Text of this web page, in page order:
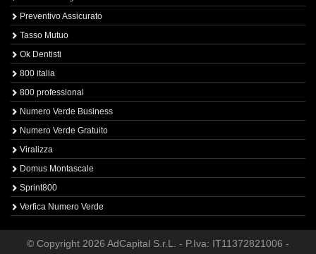
Preventivo Assicurato
Tasso Mutuo
Ok Dentisti
800 italia
800 professional
Numero Verde Business
Numero Verde Gratuito
Viralizza
Domus Montascale
Sprint800
Verfica Numero Verde
© Copyright 2026 AdCapital S.r.L. - P.Iva: IT11372821006 -